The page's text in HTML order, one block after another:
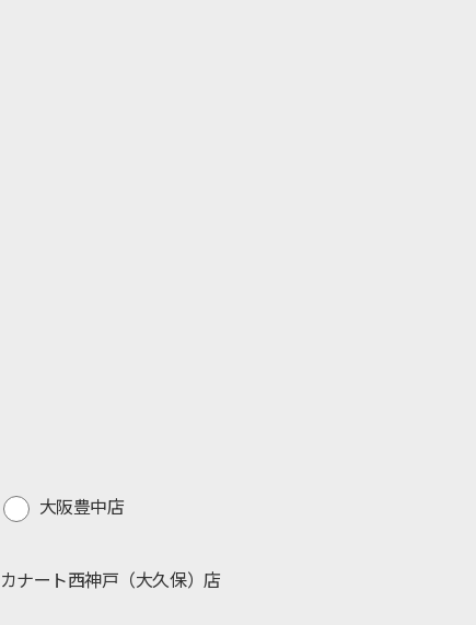
大阪豊中店
カナート西神戸（大久保）店